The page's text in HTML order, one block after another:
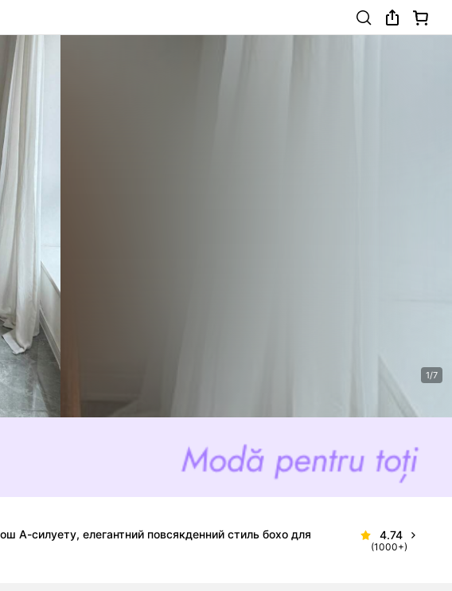
1/7
А-силуету, елегантний повсякденний стиль бохо для
4.74
(1000+)